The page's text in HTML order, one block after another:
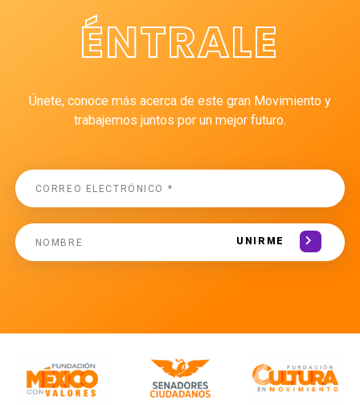
ÉNTRALE
Únete, conoce más acerca de este gran Movimiento y
trabajemos juntos por un mejor futuro.
UNIRME